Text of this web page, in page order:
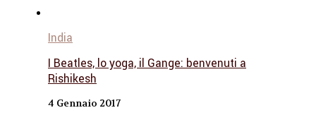
India
I Beatles, lo yoga, il Gange: benvenuti a
Rishikesh
4 Gennaio 2017